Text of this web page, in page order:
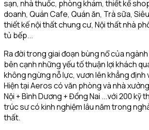
sạn, nhà thuốc, phòng khám, thiết kế
doanh, Quán Cafe, Quán ăn, Trà sữa,
thiết kế nội thất chung cư, Nội thất nhà
tủ bếp...
Ra đời trong giai đoạn bùng nổ của
bên cạnh những yếu tố thuận lợi khách
không ngừng nỗ lực, vươn lên khẳng định
Hiện tại Aeros có văn phòng và nhà xưởng
Nội + Bình Dương + Đồng Nai ...với 200 kỹ
trúc sư có kinh nghiệm lâu năm trong
thất.